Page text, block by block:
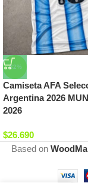
-32%
Camiseta AFA
Argentina 2026
2026
$26.690
Based on